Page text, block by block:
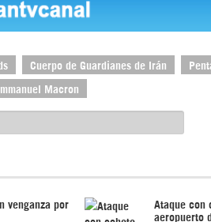
Cuerpo de Guardianes de Irán
Macron
venganza por Ataque con
aeropuerto